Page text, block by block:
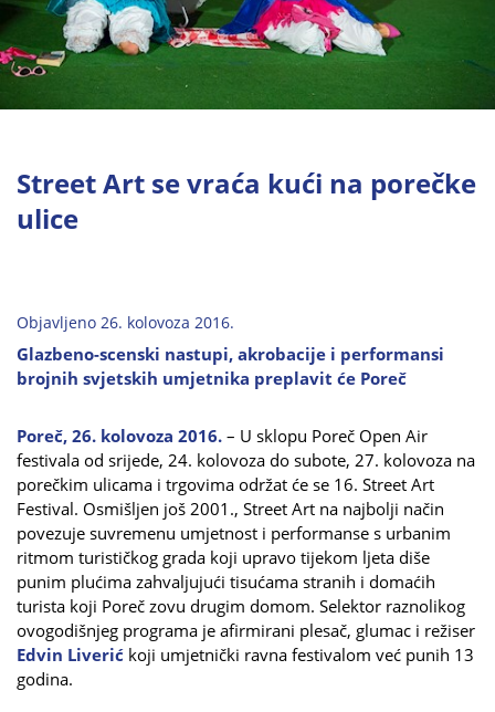
Street Art se vraća kući na porečke
ulice
Objavljeno 26. kolovoza 2016.
Glazbeno-scenski nastupi, akrobacije i performansi
brojnih svjetskih umjetnika preplavit će Poreč
Poreč, 26. kolovoza 2016. – U sklopu Poreč Open Air
festivala od srijede, 24. kolovoza do subote, 27. kolovoza na
porečkim ulicama i trgovima održat će se 16. Street Art
Festival. Osmišljen još 2001., Street Art na najbolji način
povezuje suvremenu umjetnost i performanse s urbanim
ritmom turističkog grada koji upravo tijekom ljeta diše
punim plućima zahvaljujući tisućama stranih i domaćih
turista koji Poreč zovu drugim domom. Selektor raznolikog
ovogodišnjeg programa je afirmirani plesač, glumac i režiser
Edvin Liverić koji umjetnički ravna festivalom već punih 13
godina.